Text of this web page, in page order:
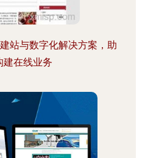
站与数字化解决方案，助
建在线业务